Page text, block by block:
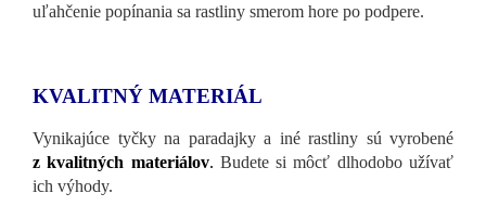
uľahčenie popínania sa rastliny smerom hore po podpere.
KVALITNÝ MATERIÁL
Vynikajúce tyčky na paradajky a iné rastliny sú vyrobené
z kvalitných materiálov. Budete si môcť dlhodobo užívať
ich výhody.